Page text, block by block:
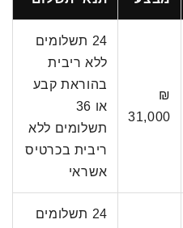
₪
31,000
24 תשלומים
ללא ריבית
בהוראת קבע
או 36
תשלומים ללא
ריבית בכרטיס
אשראי
24 תשלומים